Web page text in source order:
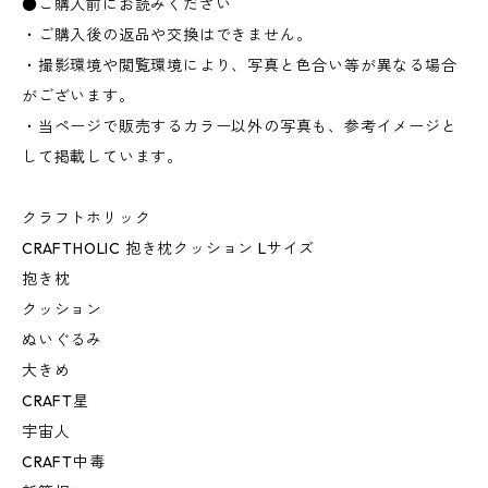
●ご購入前にお読みください
・ご購入後の返品や交換はできません。
・撮影環境や閲覧環境により、写真と色合い等が異なる場合
がございます。
・当ページで販売するカラー以外の写真も、参考イメージと
して掲載しています。
クラフトホリック
CRAFTHOLIC 抱き枕クッション Lサイズ
抱き枕
クッション
ぬいぐるみ
大きめ
CRAFT星
宇宙人
CRAFT中毒